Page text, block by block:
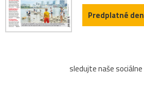
Predplatné
sledujte naše